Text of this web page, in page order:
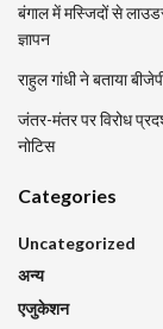
बंगाल में मस्जिदों से
ज्ञापन
राहुल गांधी ने बताया
जंतर-मंतर पर विरोध
नोटिस
Categories
Uncategorized
अन्य
एजुकेशन